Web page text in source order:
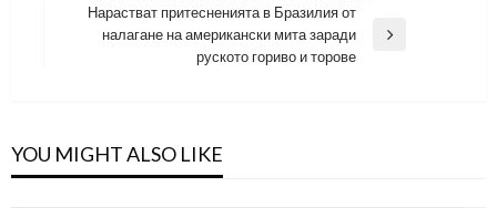
Нарастват притесненията в Бразилия от
налагане на американски мита заради
руското гориво и торове
YOU MIGHT ALSO LIKE